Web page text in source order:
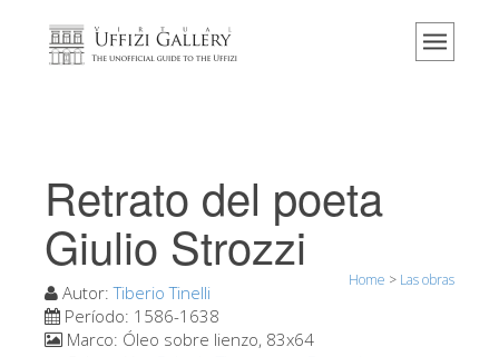
Home
Eventos y exposiciones
Los comentarios de los visitantes
Visite los Uffizi
Retrato del poeta
Giulio Strozzi
Home > Las obras
Autor:Tiberio Tinelli
Período: 1586-1638
Marco: Óleo sobre lienzo, 83x64